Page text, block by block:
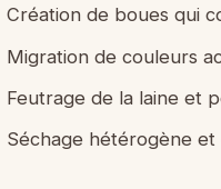
Création de boues qui
Migration de couleurs
Feutrage de la laine et
Séchage hétérogène